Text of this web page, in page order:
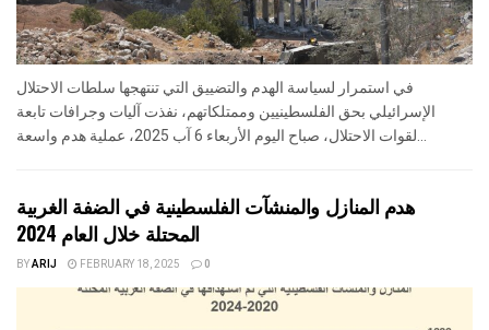
في استمرار لسياسة الهدم والتضييق التي تنتهجها سلطات الاحتلال
الإسرائيلي بحق الفلسطينيين وممتلكاتهم، نفذت آليات وجرافات تابعة
هدم المنازل والمنشآت الفلسطينية في الضفة الغربية
المحتلة خلال العام 2024
BYARIJ FEBRUARY 18, 2025 0